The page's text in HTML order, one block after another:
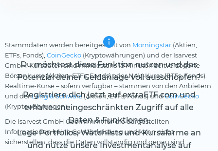
Du möchtest diese Funktion nutzen und das
Potenzial deiner Geldanlage voll ausschöpfen?
Registriere dich jetzt auf extraETF.com und
erhalte uneingeschränkten Zugriff auf alle
Daten & Funktionen.
Lege Portfolios, Watchlists und Kursalarme an
und nutze unsere Investmentanalyse auf
Stammdaten werden bereitgestellt von Morningstar (Aktien,
ETFs, Fonds), CoinGecko (Kryptowährungen) und der Isarvest
GmbH. Kursdaten sind mindestens 15 Minuten zeitverzögerte
Börsenkurse (Aktien, ETFs, Fonds) oder NAV-Kurse (ETFs, Fonds).
Realtime-Kurse – sofern verfügbar – stammen von den Anbietern
und derLang & Schwarz(Aktien, ETFs, Fonds) undCoinGecko
(Kryptowährungen).
Die Isarvest GmbH übernimmt für die dargestellten
Informationen keine Gewährleistung und kann nicht
sicherstellen, dass die Daten vollständig und genau sind.